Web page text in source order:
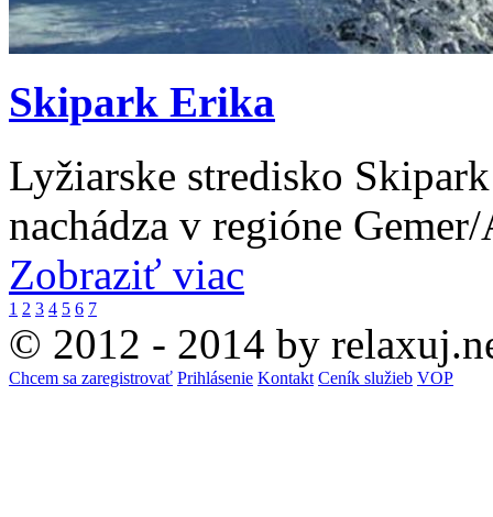
Skipark Erika
Lyžiarske stredisko
nachádza v regióne
Zobraziť viac
1 2 3 4 5 6 7
© 2012 - 2014 by
Chcem sa zaregistrovať Prihlásenie Kontakt Ceník služieb VOP